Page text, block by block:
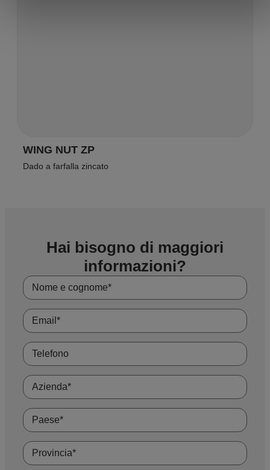
WING NUT ZP
Dado a farfalla zincato
Hai bisogno di maggiori
informazioni?